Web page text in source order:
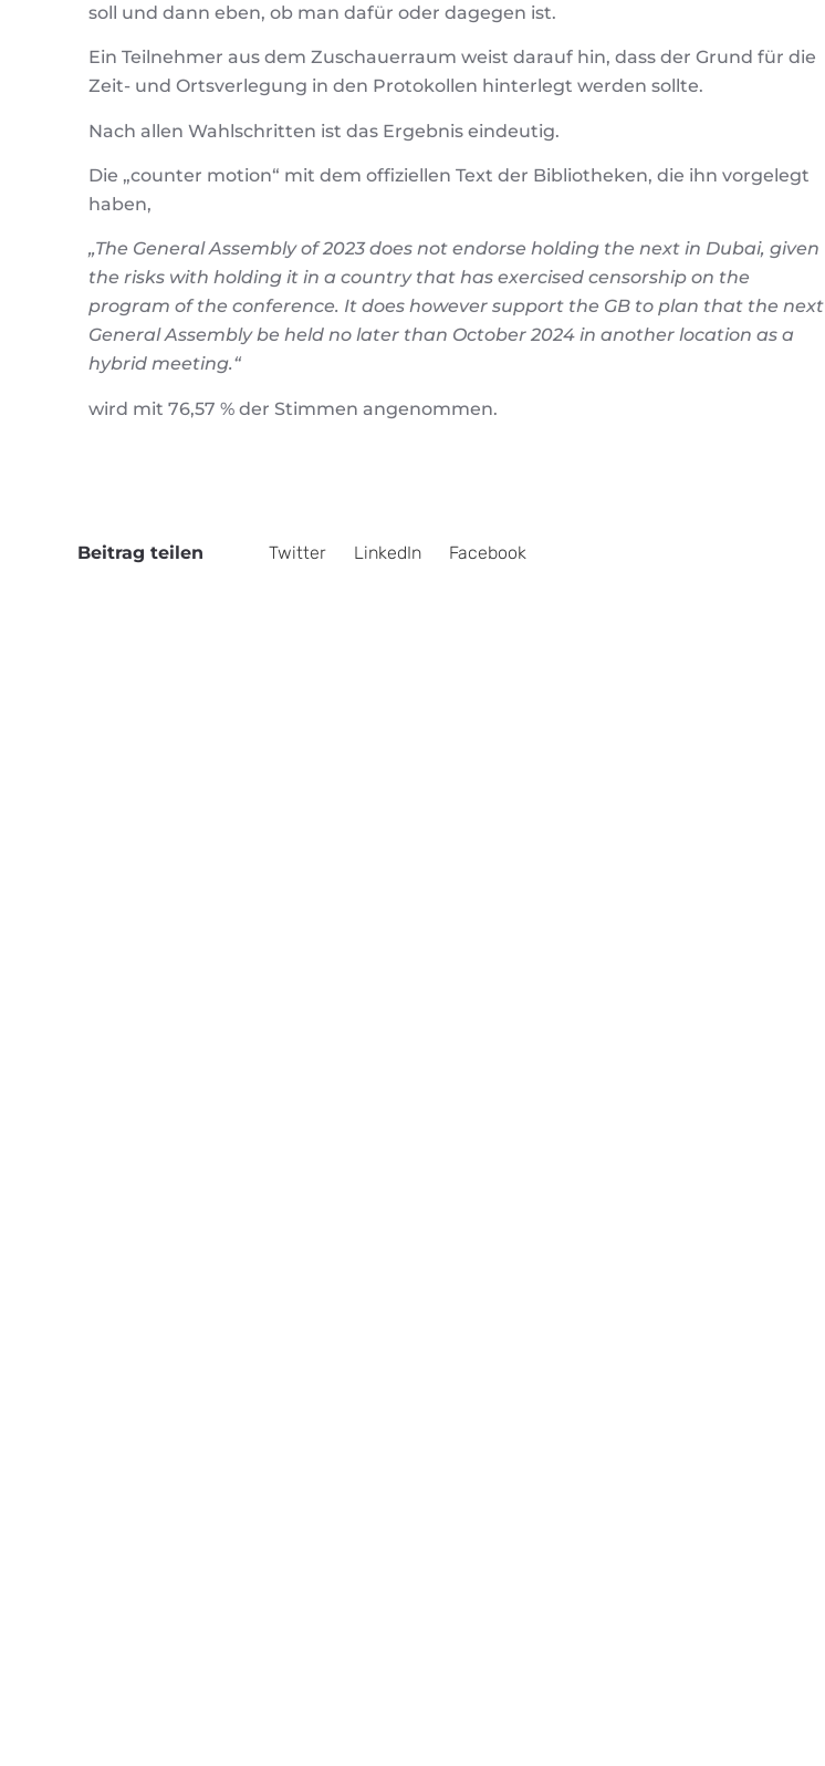
soll und dann eben, ob man dafür oder dagegen ist.
Ein Teilnehmer aus dem Zuschauerraum weist darauf hin, dass der Grund für die
Zeit- und Ortsverlegung in den Protokollen hinterlegt werden sollte.
Nach allen Wahlschritten ist das Ergebnis eindeutig.
Die „counter motion“ mit dem offiziellen Text der Bibliotheken, die ihn vorgelegt
haben,
„The General Assembly of 2023 does not endorse holding the next in Dubai, given
the risks with holding it in a country that has exercised censorship on the
program of the conference. It does however support the GB to plan that the next
General Assembly be held no later than October 2024 in another location as a
hybrid meeting.“
wird mit 76,57 % der Stimmen angenommen.
Beitrag teilen Twitter LinkedIn Facebook